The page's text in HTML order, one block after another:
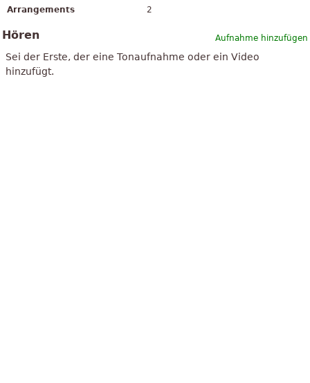
Arrangements
2
Aufnahme hinzufügen
Hören
Sei der Erste, der eine Tonaufnahme oder ein Video
hinzufügt.